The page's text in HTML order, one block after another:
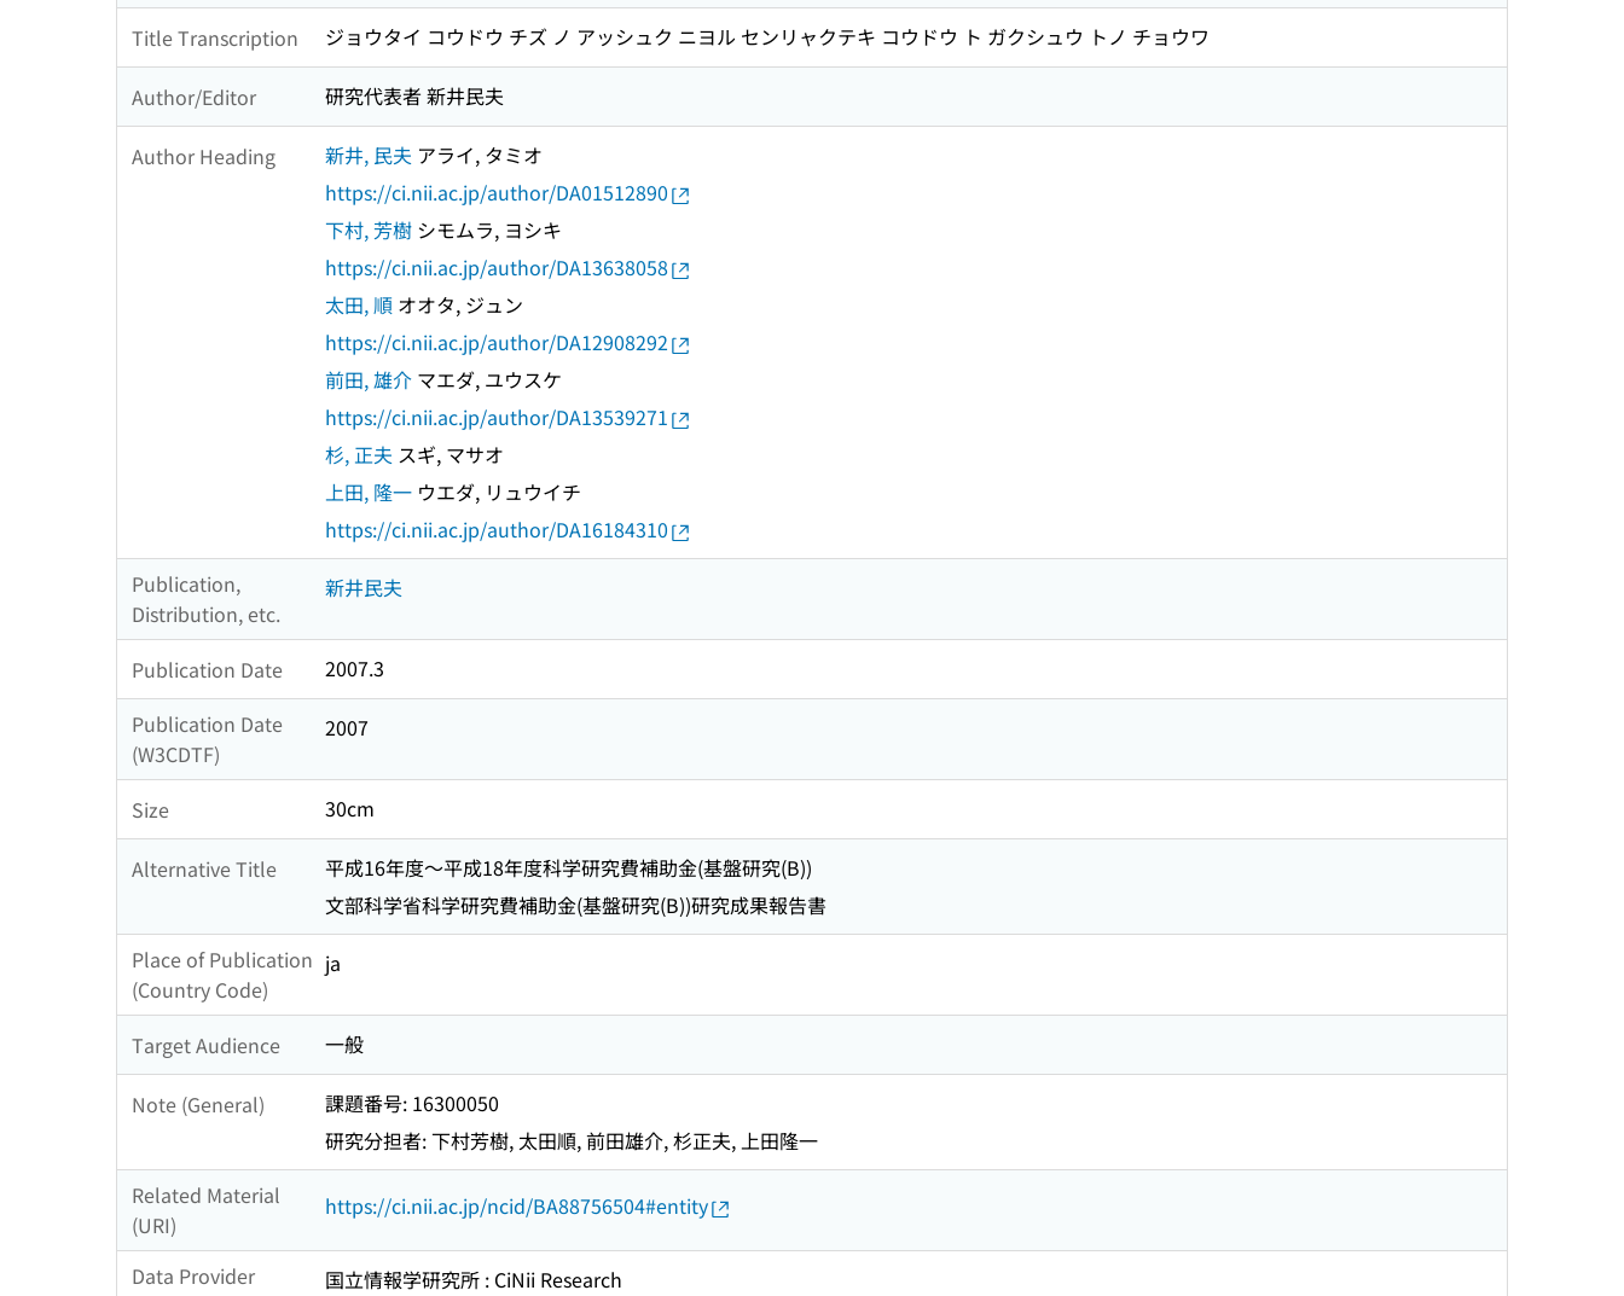
Title Transcription ジョウタイ コウドウ チズ ノ アッシュク ニヨル センリャクテキ コウドウ ト ガクシュウ トノ チョウワ
Author/Editor 研究代表者 新井民夫
Author Heading 新井, 民夫 アライ, タミオ
https://ci.nii.ac.jp/author/DA01512890
下村, 芳樹 シモムラ, ヨシキ
https://ci.nii.ac.jp/author/DA13638058
太田, 順 オオタ, ジュン
https://ci.nii.ac.jp/author/DA12908292
前田, 雄介 マエダ, ユウスケ
https://ci.nii.ac.jp/author/DA13539271
杉, 正夫 スギ, マサオ
上田, 隆一 ウエダ, リュウイチ
https://ci.nii.ac.jp/author/DA16184310
Publication,
Distribution, etc.
新井民夫
Publication Date
2007.3
Publication Date
(W3CDTF)
2007
Size 30cm
Alternative Title
平成16年度〜平成18年度科学研究費補助金(基盤研究(B))
文部科学省科学研究費補助金(基盤研究(B))研究成果報告書
Place of Publication
(Country Code)
ja
Target Audience 一般
Note (General)
課題番号: 16300050
研究分担者: 下村芳樹, 太田順, 前田雄介, 杉正夫, 上田隆一
Related Material
(URI)
https://ci.nii.ac.jp/ncid/BA88756504#entity
Data Provider
国立情報学研究所 : CiNii Research